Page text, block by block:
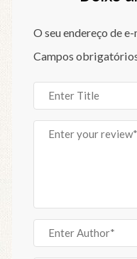
O seu endereço de
Campos